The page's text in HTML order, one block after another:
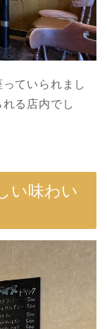
ていられまし
る店内でし
い味わい